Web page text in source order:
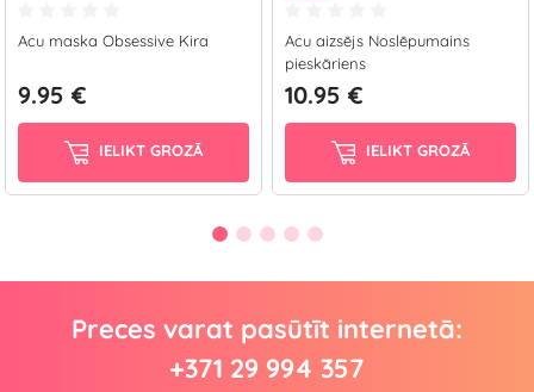
Acu maska Obsessive Kira
9.95 €
IELIKT GROZĀ
Acu aizsējs Noslēpumains
pieskāriens
10.95 €
IELIKT GROZĀ
Preces varat pasūtīt internetā:
+371 29 994 357